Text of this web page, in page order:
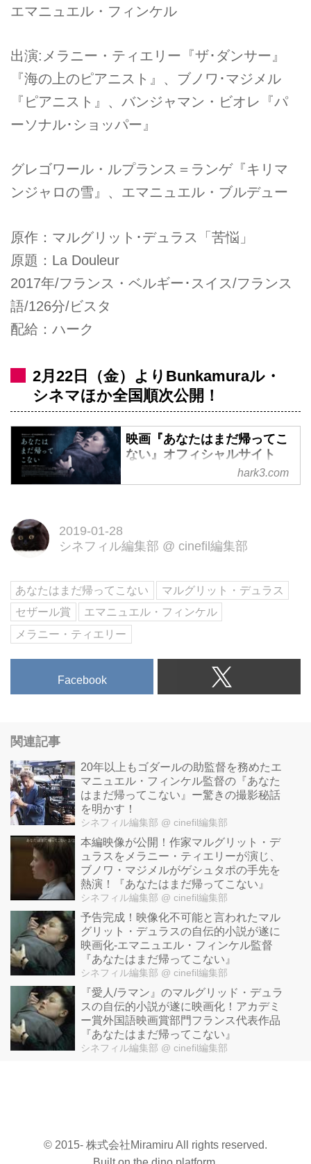
エマニュエル・フィンケル
出演:メラニー・ティエリー『ザ･ダンサー』
『海の上のピアニスト』、ブノワ･マジメル
『ピアニスト』、バンジャマン・ビオレ『パ
ーソナル･ショッパー』
グレゴワール・ルプランス＝ランゲ『キリマ
ンジャロの雪』、エマニュエル・ブルデュー
原作：マルグリット･デュラス「苦悩」
原題：La Douleur
2017年/フランス・ベルギー･スイス/フランス
語/126分/ビスタ
配給：ハーク
2月22日（金）よりBunkamuraル・
シネマほか全国順次公開！
映画『あなたはまだ帰ってこ
ない』オフィシャルサイト
映像化不可能と言われたマルグリ
いた女性の愛と葛藤を戦争の記憶
hark3.com
2019-01-28
シネフィル編集部 @ cinefil編集部
あなたはまだ帰ってこない
マルグリット・デュラス
セザール賞
エマニュエル・フィンケル
メラニー・ティエリー
Facebook
関連記事
20年以上もゴダールの助監督を務めたエ
マニュエル・フィンケル監督の『あなた
はまだ帰ってこない』ー驚きの撮影秘話
を明かす！
シネフィル編集部 @ cinefil編集部
本編映像が公開！作家マルグリット・デ
ュラスをメラニー・ティエリーが演じ、
ブノワ・マジメルがゲシュタポの手先を
熱演！『あなたはまだ帰ってこない』
シネフィル編集部 @ cinefil編集部
予告完成！映像化不可能と言われたマル
グリット・デュラスの自伝的小説が遂に
映画化-エマニュエル・フィンケル監督
『あなたはまだ帰ってこない』
シネフィル編集部 @ cinefil編集部
『愛人/ラマン』のマルグリッド・デュラ
スの自伝的小説が遂に映画化！アカデミ
ー賞外国語映画賞部門フランス代表作品
『あなたはまだ帰ってこない』
シネフィル編集部 @ cinefil編集部
© 2015- 株式会社Miramiru All rights reserved.